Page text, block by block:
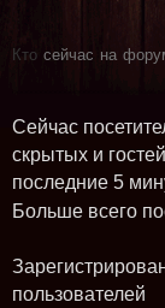
Кто сейчас на
Сейчас
скрытых и
последние 5
Больше всего
пользователей